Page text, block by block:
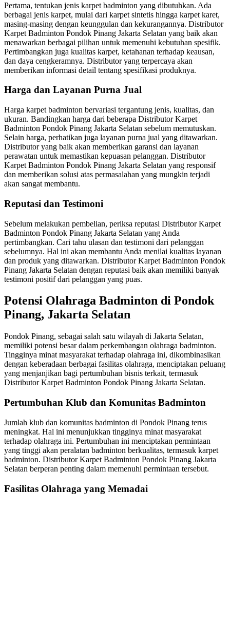
Pertama, tentukan jenis karpet badminton yang dibutuhkan. Ada
berbagai jenis karpet, mulai dari karpet sintetis hingga karpet karet,
masing-masing dengan keunggulan dan kekurangannya. Distributor
Karpet Badminton Pondok Pinang Jakarta Selatan yang baik akan
menawarkan berbagai pilihan untuk memenuhi kebutuhan spesifik.
Pertimbangkan juga kualitas karpet, ketahanan terhadap keausan,
dan daya cengkeramnya. Distributor yang terpercaya akan
memberikan informasi detail tentang spesifikasi produknya.
Harga dan Layanan Purna Jual
Harga karpet badminton bervariasi tergantung jenis, kualitas, dan
ukuran. Bandingkan harga dari beberapa Distributor Karpet
Badminton Pondok Pinang Jakarta Selatan sebelum memutuskan.
Selain harga, perhatikan juga layanan purna jual yang ditawarkan.
Distributor yang baik akan memberikan garansi dan layanan
perawatan untuk memastikan kepuasan pelanggan. Distributor
Karpet Badminton Pondok Pinang Jakarta Selatan yang responsif
dan memberikan solusi atas permasalahan yang mungkin terjadi
akan sangat membantu.
Reputasi dan Testimoni
Sebelum melakukan pembelian, periksa reputasi Distributor Karpet
Badminton Pondok Pinang Jakarta Selatan yang Anda
pertimbangkan. Cari tahu ulasan dan testimoni dari pelanggan
sebelumnya. Hal ini akan membantu Anda menilai kualitas layanan
dan produk yang ditawarkan. Distributor Karpet Badminton Pondok
Pinang Jakarta Selatan dengan reputasi baik akan memiliki banyak
testimoni positif dari pelanggan yang puas.
Potensi Olahraga Badminton di Pondok
Pinang, Jakarta Selatan
Pondok Pinang, sebagai salah satu wilayah di Jakarta Selatan,
memiliki potensi besar dalam perkembangan olahraga badminton.
Tingginya minat masyarakat terhadap olahraga ini, dikombinasikan
dengan keberadaan berbagai fasilitas olahraga, menciptakan peluang
yang menjanjikan bagi pertumbuhan bisnis terkait, termasuk
Distributor Karpet Badminton Pondok Pinang Jakarta Selatan.
Pertumbuhan Klub dan Komunitas Badminton
Jumlah klub dan komunitas badminton di Pondok Pinang terus
meningkat. Hal ini menunjukkan tingginya minat masyarakat
terhadap olahraga ini. Pertumbuhan ini menciptakan permintaan
yang tinggi akan peralatan badminton berkualitas, termasuk karpet
badminton. Distributor Karpet Badminton Pondok Pinang Jakarta
Selatan berperan penting dalam memenuhi permintaan tersebut.
Fasilitas Olahraga yang Memadai